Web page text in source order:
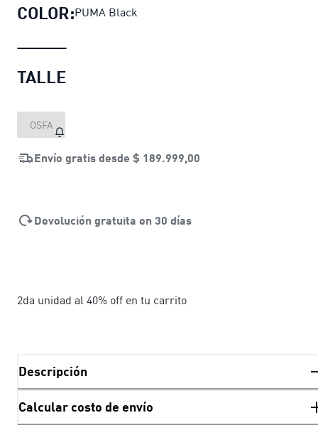
COLOR:PUMA Black
TALLE
OSFA
Envío gratis desde $ 189.999,00
Devolución gratuita en 30 días
2da unidad al 40% off en tu carrito
Descripción
Calcular costo de envío